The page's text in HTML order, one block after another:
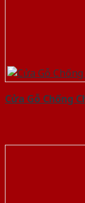
Cửa Gỗ Chống